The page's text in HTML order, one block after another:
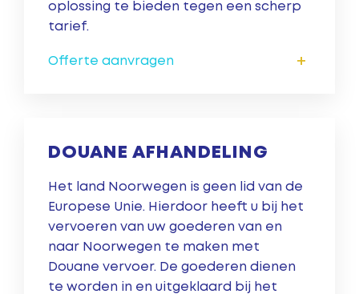
oplossing te bieden tegen een scherp
tarief.
Offerte aanvragen +
DOUANE AFHANDELING
Het land Noorwegen is geen lid van de
Europese Unie. Hierdoor heeft u bij het
vervoeren van uw goederen van en
naar Noorwegen te maken met
Douane vervoer. De goederen dienen
te worden in en uitgeklaard bij het